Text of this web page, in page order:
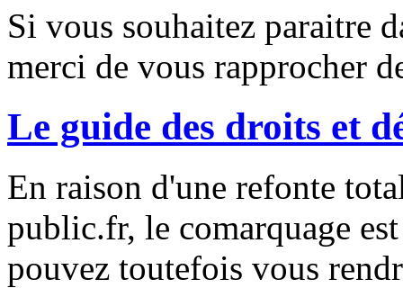
Si vous souhaitez paraitre
merci de vous rapprocher
Le guide des droits et
En raison d'une refonte
public.fr, le comarquage
pouvez toutefois vous